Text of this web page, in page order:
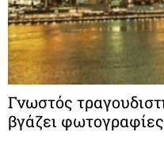
Γνωστός
βγάζει